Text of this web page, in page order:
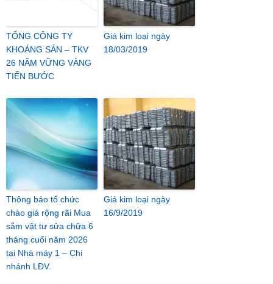
TỔNG CÔNG TY
KHOÁNG SẢN – TKV
26 NĂM VỮNG VÀNG
TIẾN BƯỚC
Giá kim loại ngày
18/03/2019
Thông báo tổ chức
chào giá rộng rãi Mua
sắm vật tư sửa chữa 6
tháng cuối năm 2026
tại Nhà máy 1 – Chi
nhánh LĐV.
Giá kim loại ngày
16/9/2019